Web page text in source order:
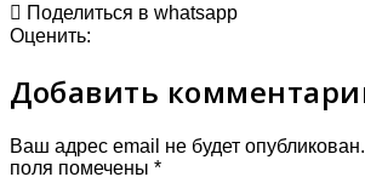
Поделиться в whatsapp
Оценить:
Добавить
Ваш адрес email не будет опубликован.
поля помечены *